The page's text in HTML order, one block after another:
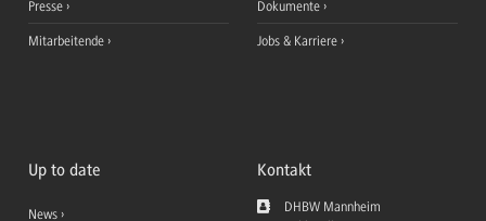
Presse
Mitarbeitende
Dokumente
Jobs & Karriere
Up to date
News
Kontakt
DHBW Mannheim